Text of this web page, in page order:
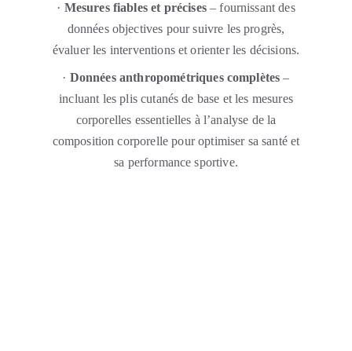
· Mesures fiables et précises– fournissant des
données objectives pour suivre les progrès,
évaluer les interventions et orienter les décisions.
· Données anthropométriques complètes –
incluant les plis cutanés de base et les mesures
corporelles essentielles à l’analyse de la
composition corporelle pour optimiser sa santé et
sa performance sportive.